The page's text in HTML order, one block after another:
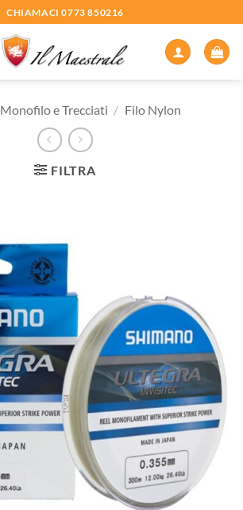
CHIAMACI 0773 850216
Monofilo e Trecciati / Filo Nylon
FILTRA